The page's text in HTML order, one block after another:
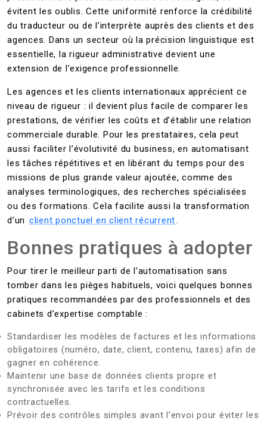
évitent les oublis. Cette uniformité renforce la crédibilité
du traducteur ou de l’interprète auprès des clients et des
agences. Dans un secteur où la précision linguistique est
essentielle, la rigueur administrative devient une
extension de l’exigence professionnelle.
Les agences et les clients internationaux apprécient ce
niveau de rigueur : il devient plus facile de comparer les
prestations, de vérifier les coûts et d’établir une relation
commerciale durable. Pour les prestataires, cela peut
aussi faciliter l’évolutivité du business, en automatisant
les tâches répétitives et en libérant du temps pour des
missions de plus grande valeur ajoutée, comme des
analyses terminologiques, des recherches spécialisées
ou des formations. Cela facilite aussi la transformation
d’un client ponctuel en client récurrent.
Bonnes pratiques à adopter
Pour tirer le meilleur parti de l’automatisation sans
tomber dans les pièges habituels, voici quelques bonnes
pratiques recommandées par des professionnels et des
cabinets d’expertise comptable :
Standardiser les modèles de factures et les informations
obligatoires (numéro, date, client, contenu, taxes) afin de
gagner en cohérence.
Maintenir une base de données clients propre et
synchronisée avec les tarifs et les conditions
contractuelles.
Prévoir des contrôles simples avant l’envoi pour éviter les